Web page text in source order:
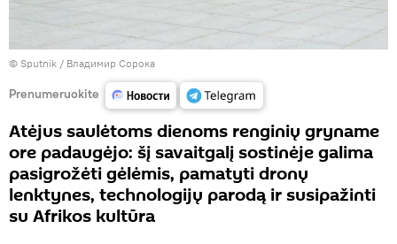
© Sputnik / Владимир Сорока
Prenumeruokite
Atėjus saulėtoms dienoms renginių gryname
ore padaugėjo: šį savaitgalį sostinėje galima
pasigrožėti gėlėmis, pamatyti dronų
lenktynes, technologijų parodą ir susipažinti
su Afrikos kultūra